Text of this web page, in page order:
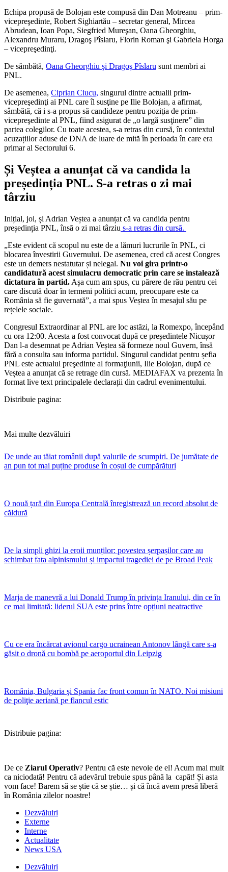
Echipa propusă de Bolojan este compusă din Dan Motreanu – prim-
vicepreşedinte, Robert Sighiartău – secretar general, Mircea
Abrudean, Ioan Popa, Siegfried Mureşan, Oana Gheorghiu,
Alexandru Muraru, Dragoş Pîslaru, Florin Roman şi Gabriela Horga
– vicepreşedinţi.
De sâmbătă, Oana Gheorghiu şi Dragoş Pîslaru sunt membri ai
PNL.
De asemenea, Ciprian Ciucu, singurul dintre actualii prim-
vicepreşedinţi ai PNL care îl susţine pe Ilie Bolojan, a afirmat,
sâmbătă, că i s-a propus să candideze pentru poziţia de prim-
vicepreşedinte al PNL, fiind asigurat de „o largă susţinere” din
partea colegilor. Cu toate acestea, s-a retras din cursă, în contextul
acuzațiilor aduse de DNA de luare de mită în perioada în care era
primar al Sectorului 6.
Și Veștea a anunțat că va candida la
președinția PNL. S-a retras o zi mai
târziu
Inițial, joi, și Adrian Veștea a anunțat că va candida pentru
președinția PNL, însă o zi mai târziu s-a retras din cursă.
„Este evident că scopul nu este de a lămuri lucrurile în PNL, ci
blocarea învestirii Guvernului. De asemenea, cred că acest Congres
este un demers nestatutar și nelegal. Nu voi gira printr-o
candidatură acest simulacru democratic prin care se instalează
dictatura în partid. Așa cum am spus, cu părere de rău pentru cei
care discută doar în termeni politici acum, preocupare este ca
România să fie guvernată”, a mai spus Veștea în mesajul său pe
rețelele sociale.
​Congresul Extraordinar al PNL are loc astăzi, la Romexpo, începând
cu ora 12:00. Acesta a fost convocat după ce președintele Nicușor
Dan l-a desemnat pe Adrian Veștea să formeze noul Guvern, însă
fără a consulta sau informa partidul. Singurul candidat pentru șefia
PNL este actualul preşedinte al formaţiunii, Ilie Bolojan, după ce
Veștea a anunțat că se retrage din cursă. MEDIAFAX va prezenta în
format live text principalele declarații din cadrul evenimentului.
Distribuie pagina:
Mai multe dezvăluiri
De unde au tăiat românii după valurile de scumpiri. De jumătate de
an pun tot mai puține produse în coșul de cumpărături
O nouă țară din Europa Centrală înregistrează un record absolut de
căldură
De la simpli ghizi la eroii munților: povestea șerpașilor care au
schimbat fața alpinismului și impactul tragediei de pe Broad Peak
Marja de manevră a lui Donald Trump în privința Iranului, din ce în
ce mai limitată: liderul SUA este prins între opțiuni neatractive
Cu ce era încărcat avionul cargo ucrainean Antonov lângă care s-a
găsit o dronă cu bombă pe aeroportul din Leipzig
România, Bulgaria şi Spania fac front comun în NATO. Noi misiuni
de poliţie aeriană pe flancul estic
Distribuie pagina:
De ce Ziarul Operativ? Pentru că este nevoie de el! Acum mai mult
ca niciodată! Pentru că adevărul trebuie spus până la capăt! Și asta
vom face! Barem să se știe că se știe… și că încă avem presă liberă
în România zilelor noastre!
Dezvăluiri
Externe
Interne
Actualitate
News USA
Dezvăluiri